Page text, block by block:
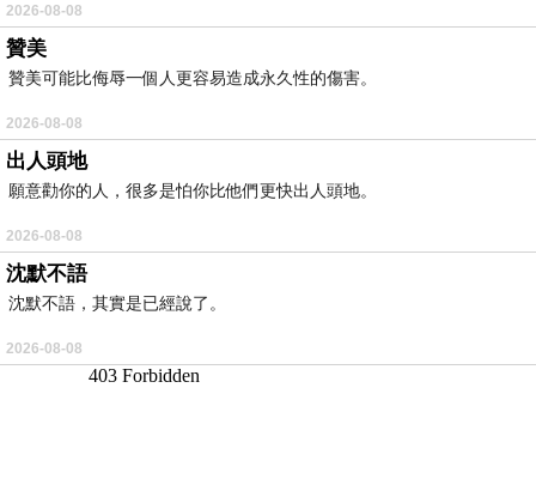
2026-08-08
贊美
贊美可能比侮辱一個人更容易造成永久性的傷害。
2026-08-08
出人頭地
願意勸你的人，很多是怕你比他們更快出人頭地。
2026-08-08
沈默不語
沈默不語，其實是已經說了。
2026-08-08